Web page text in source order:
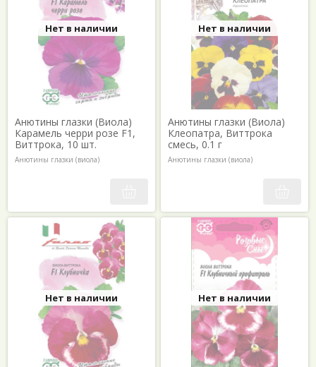
Нет в наличии
Анютины глазки (Виола)
Карамель черри розе F1,
Виттрока, 10 шт.
Анютины глазки (виола)
Нет в наличии
Анютины глазки (Виола)
Клеопатра, Виттрока
смесь, 0.1 г
Анютины глазки (виола)
Нет в наличии Нет в наличии